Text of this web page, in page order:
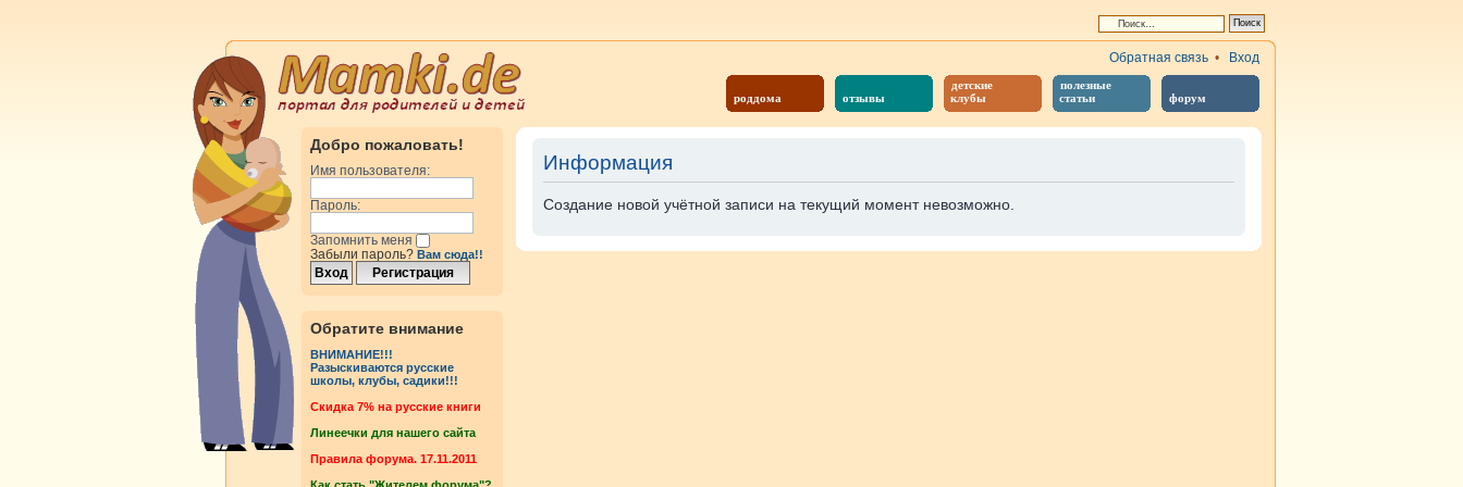
роддома отзывы
детские
клубы
полезные
статьи
форум
Обратная связь • Вход
Добро пожаловать!
Имя пользователя:
Пароль:
Запомнить меня
Забыли пароль? Вам сюда!!
Обратите внимание
ВНИМАНИЕ!!!
Разыскиваются русские
школы, клубы, садики!!!
Cкидка 7% на русские книги
Линеечки для нашего сайта
Правила форума. 17.11.2011
Информация
Создание новой учётной записи на текущий момент невозможно.